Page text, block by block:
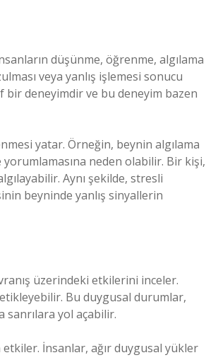
düşünme, öğrenme, algılama
veya yanlış işlemesi sonucu
bir deneyimdir ve bu deneyim bazen
yatar. Örneğin, beynin algılama
neden olabilir. Bir kişi,
Aynı şekilde, stresli
beyninde yanlış sinyallerin
üzerindeki etkilerini inceler.
Bu duygusal durumlar,
sanrılara yol açabilir.
İnsanlar, ağır duygusal yükler